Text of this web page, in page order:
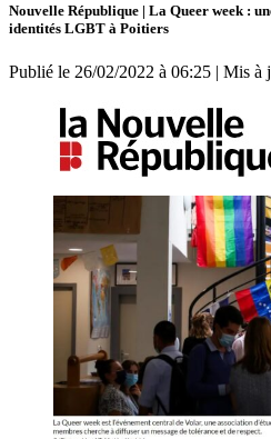
Nouvelle République | La Queer week :
identités LGBT à Poitiers
Publié le 26/02/2022 à 06:25 | Mis à